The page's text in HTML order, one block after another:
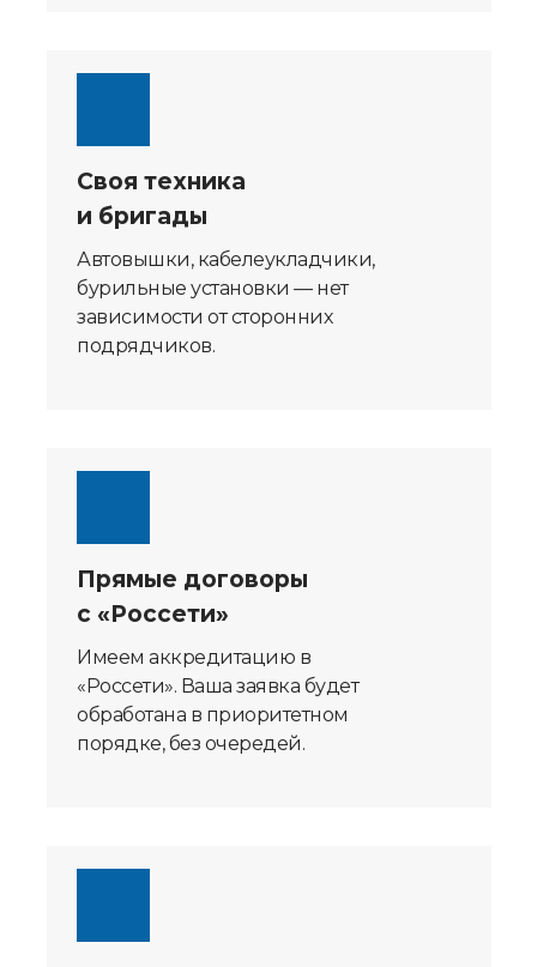
Своя техника
и бригады
Автовышки, кабелеукладчики,
бурильные установки — нет
зависимости от сторонних
подрядчиков.
Прямые договоры
с «Россети»
Имеем аккредитацию в
«Россети». Ваша заявка будет
обработана в приоритетном
порядке, без очередей.